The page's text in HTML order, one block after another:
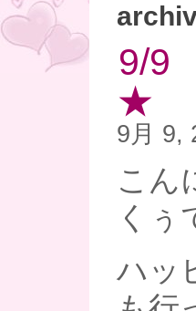
9/9
★
9月 9,
こん
くぅ
ハッ